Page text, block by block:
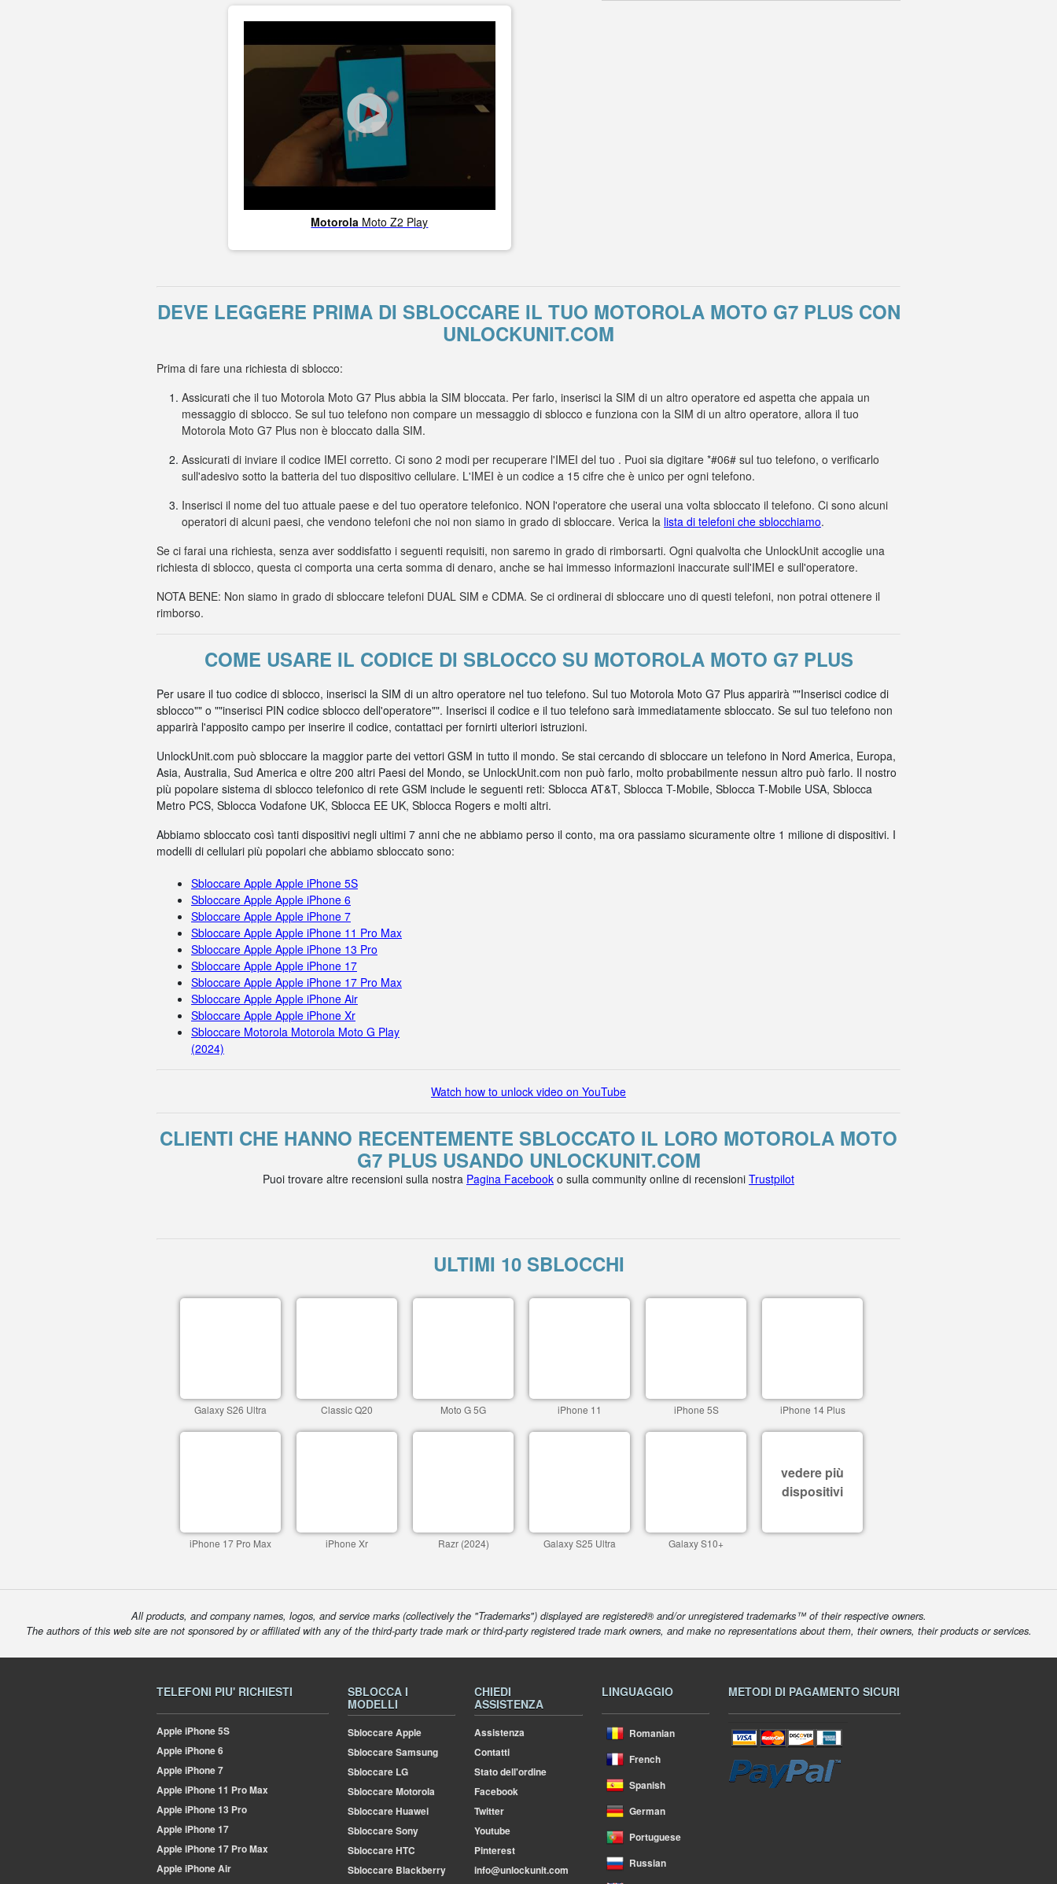
Motorola Moto Z2 Play
DEVE LEGGERE PRIMA DI SBLOCCARE IL TUO MOTOROLA MOTO G7 PLUS CON
UNLOCKUNIT.COM
Prima di fare una richiesta di sblocco:
Assicurati che il tuo Motorola Moto G7 Plus abbia la SIM bloccata. Per farlo, inserisci la SIM di un altro operatore ed aspetta che appaia un
messaggio di sblocco. Se sul tuo telefono non compare un messaggio di sblocco e funziona con la SIM di un altro operatore, allora il tuo
Motorola Moto G7 Plus non è bloccato dalla SIM.
Assicurati di inviare il codice IMEI corretto. Ci sono 2 modi per recuperare l'IMEI del tuo . Puoi sia digitare *#06# sul tuo telefono, o verificarlo
sull'adesivo sotto la batteria del tuo dispositivo cellulare. L'IMEI è un codice a 15 cifre che è unico per ogni telefono.
Inserisci il nome del tuo attuale paese e del tuo operatore telefonico. NON l'operatore che userai una volta sbloccato il telefono. Ci sono alcuni
operatori di alcuni paesi, che vendono telefoni che noi non siamo in grado di sbloccare. Verica la lista di telefoni che sblocchiamo.
Se ci farai una richiesta, senza aver soddisfatto i seguenti requisiti, non saremo in grado di rimborsarti. Ogni qualvolta che UnlockUnit accoglie una
richiesta di sblocco, questa ci comporta una certa somma di denaro, anche se hai immesso informazioni inaccurate sull'IMEI e sull'operatore.
NOTA BENE: Non siamo in grado di sbloccare telefoni DUAL SIM e CDMA. Se ci ordinerai di sbloccare uno di questi telefoni, non potrai ottenere il
rimborso.
COME USARE IL CODICE DI SBLOCCO SU MOTOROLA MOTO G7 PLUS
Per usare il tuo codice di sblocco, inserisci la SIM di un altro operatore nel tuo telefono. Sul tuo Motorola Moto G7 Plus apparirà ""Inserisci codice di
sblocco"" o ""inserisci PIN codice sblocco dell'operatore"". Inserisci il codice e il tuo telefono sarà immediatamente sbloccato. Se sul tuo telefono non
apparirà l'apposito campo per inserire il codice, contattaci per fornirti ulteriori istruzioni.
UnlockUnit.com può sbloccare la maggior parte dei vettori GSM in tutto il mondo. Se stai cercando di sbloccare un telefono in Nord America, Europa,
Asia, Australia, Sud America e oltre 200 altri Paesi del Mondo, se UnlockUnit.com non può farlo, molto probabilmente nessun altro può farlo. Il nostro
più popolare sistema di sblocco telefonico di rete GSM include le seguenti reti: Sblocca AT&T, Sblocca T-Mobile, Sblocca T-Mobile USA, Sblocca
Metro PCS, Sblocca Vodafone UK, Sblocca EE UK, Sblocca Rogers e molti altri.
Abbiamo sbloccato così tanti dispositivi negli ultimi 7 anni che ne abbiamo perso il conto, ma ora passiamo sicuramente oltre 1 milione di dispositivi. I
modelli di cellulari più popolari che abbiamo sbloccato sono:
Sbloccare Apple Apple iPhone 5S
Sbloccare Apple Apple iPhone 6
Sbloccare Apple Apple iPhone 7
Sbloccare Apple Apple iPhone 11 Pro Max
Sbloccare Apple Apple iPhone 13 Pro
Sbloccare Apple Apple iPhone 17
Sbloccare Apple Apple iPhone 17 Pro Max
Sbloccare Apple Apple iPhone Air
Sbloccare Apple Apple iPhone Xr
Sbloccare Motorola Motorola Moto G Play
(2024)
Watch how to unlock video on YouTube
CLIENTI CHE HANNO RECENTEMENTE SBLOCCATO IL LORO MOTOROLA MOTO
G7 PLUS USANDO UNLOCKUNIT.COM
Puoi trovare altre recensioni sulla nostra Pagina Facebook o sulla community online di recensioni Trustpilot
ULTIMI 10 SBLOCCHI
Galaxy S26 Ultra Classic Q20 Moto G 5G iPhone 11 iPhone 5S iPhone 14 Plus
iPhone 17 Pro Max iPhone Xr Razr (2024) Galaxy S25 Ultra Galaxy S10+
vedere più
dispositivi
All products, and company names, logos, and service marks (collectively the "Trademarks") displayed are registered® and/or unregistered trademarks™ of their respective owners.
The authors of this web site are not sponsored by or affiliated with any of the third-party trade mark or third-party registered trade mark owners, and make no representations about them, their owners, their products or services.
TELEFONI PIU' RICHIESTI
AppleiPhone 5S
AppleiPhone 6
AppleiPhone 7
AppleiPhone 11 Pro Max
AppleiPhone 13 Pro
AppleiPhone 17
AppleiPhone 17 Pro Max
AppleiPhone Air
SBLOCCA I
MODELLI
Sbloccare Apple
Sbloccare Samsung
Sbloccare LG
Sbloccare Motorola
Sbloccare Huawei
Sbloccare Sony
Sbloccare HTC
Sbloccare Blackberry
CHIEDI
ASSISTENZA
Assistenza
Contatti
Stato dell'ordine
Facebook
Twitter
Youtube
Pinterest
info@unlockunit.com
LINGUAGGIO
Romanian
French
Spanish
German
Portuguese
Russian
METODI DI PAGAMENTO SICURI